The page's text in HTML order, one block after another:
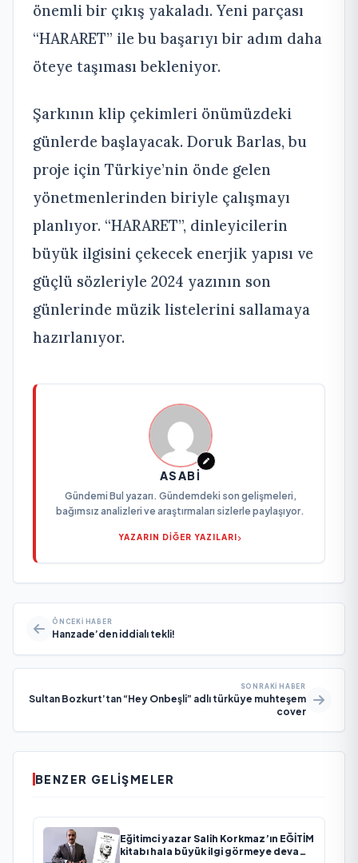
önemli bir çıkış yakaladı. Yeni parçası
“HARARET” ile bu başarıyı bir adım daha
öteye taşıması bekleniyor.
Şarkının klip çekimleri önümüzdeki
günlerde başlayacak. Doruk Barlas, bu
proje için Türkiye’nin önde gelen
yönetmenlerinden biriyle çalışmayı
planlıyor. “HARARET”, dinleyicilerin
büyük ilgisini çekecek enerjik yapısı ve
güçlü sözleriyle 2024 yazının son
günlerinde müzik listelerini sallamaya
hazırlanıyor.
ASABI
Gündemi Bul yazarı. Gündemdeki son gelişmeleri,
bağımsız analizleri ve araştırmaları sizlerle paylaşıyor.
YAZARIN DİĞER YAZILARI
ÖNCEKI HABER
Hanzade’den iddialı tekli!
SONRAKI HABER
Sultan Bozkurt’tan “Hey Onbeşli” adlı türküye muhteşem
cover
BENZER GELIŞMELER
Eğitimci yazar Salih Korkmaz’ın EĞİTİM
kitabı hala büyük ilgi görmeye devam